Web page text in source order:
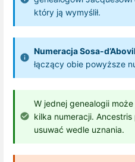
który ją wymyślił.
Numeracja Sosa-
łączący obie powyższe
W jednej genealogii
kilka numeracji.
usuwać wedle uznania.